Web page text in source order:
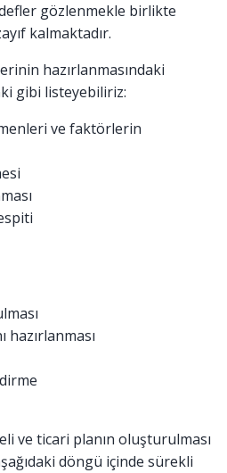
gözlenmekle birlikte
kalmaktadır.
hazırlanmasındaki
gibi listeyebiliriz:
ve faktörlerin
hazırlanması
ve ticari planın oluşturulması
döngü içinde sürekli